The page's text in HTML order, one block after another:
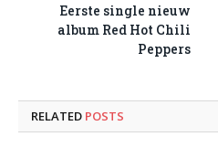
Eerste single nieuw
album Red Hot Chili
Peppers
RELATED POSTS